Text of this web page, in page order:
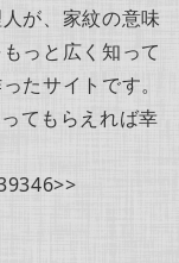
が、家紋の意味
っと広く知って
たサイトです。
てもらえれば幸